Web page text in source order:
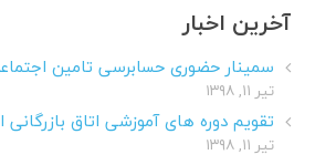
آخرین اخبار
سمینار حضوری حسابرسی تامین
تیر ۱۱, ۱۳۹۸
تقویم دوره های آموزشی اتاق بازرگانی
تیر ۱۱, ۱۳۹۸